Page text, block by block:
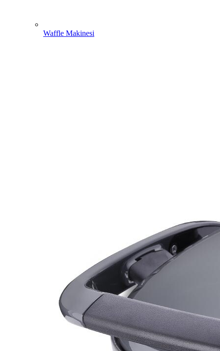
Waffle Makinesi